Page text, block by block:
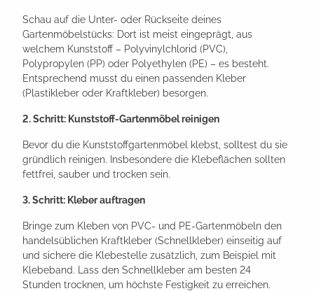
Schau auf die Unter- oder Rückseite deines
Gartenmöbelstücks: Dort ist meist eingeprägt, aus
welchem Kunststoff – Polyvinylchlorid (PVC),
Polypropylen (PP) oder Polyethylen (PE) – es besteht.
Entsprechend musst du einen passenden Kleber
(Plastikleber oder Kraftkleber) besorgen.
2. Schritt: Kunststoff-Gartenmöbel reinigen
Bevor du die Kunststoffgartenmöbel klebst, solltest du sie
gründlich reinigen. Insbesondere die Klebeflächen sollten
fettfrei, sauber und trocken sein.
3. Schritt: Kleber auftragen
Bringe zum Kleben von PVC- und PE-Gartenmöbeln den
handelsüblichen Kraftkleber (Schnellkleber) einseitig auf
und sichere die Klebestelle zusätzlich, zum Beispiel mit
Klebeband. Lass den Schnellkleber am besten 24
Stunden trocknen, um höchste Festigkeit zu erreichen.